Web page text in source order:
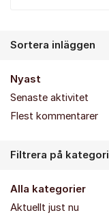
Sortera inläggen
Nyast
Senaste aktivitet
Flest kommentarer
Filtrera på kategori
Alla kategorier
Aktuellt just nu